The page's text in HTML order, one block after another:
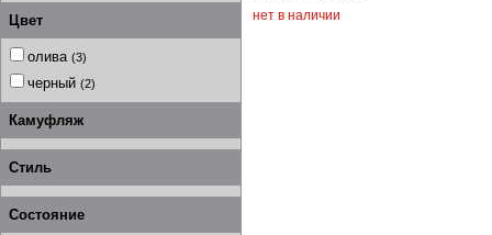
Цвет
олива (3)
черный (2)
Камуфляж
Стиль
Состояние
нет в наличии